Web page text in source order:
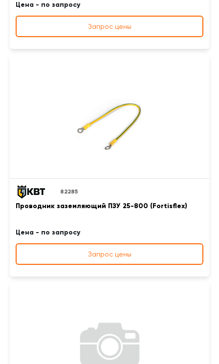
Цена - по запросу
Запрос цены
82285
Проводник заземляющий ПЗУ 25-800 (Fortisflex)
Цена - по запросу
Запрос цены